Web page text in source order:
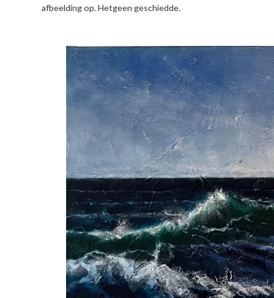
afbeelding op. Hetgeen geschiedde.